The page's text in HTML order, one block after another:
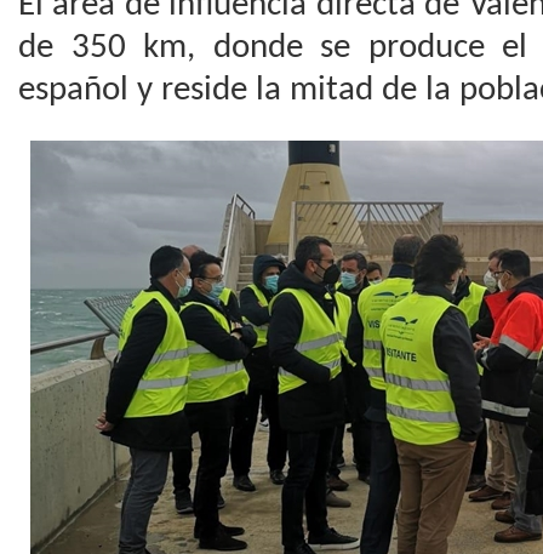
de 350 km, donde se produce
español y reside la mitad de la